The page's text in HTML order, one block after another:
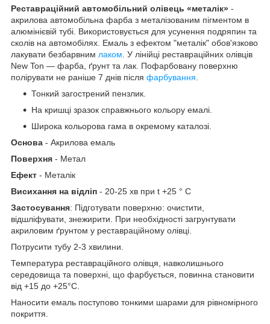
Реставраційний автомобільний олівець «металік» -
акрилова автомобільна фарба з металізованим пігментом в
алюмінієвій тубі. Використовується для усунення подряпин та
сколів на автомобілях. Емаль з ефектом "металік" обов'язково
лакувати безбарвним лаком . У лінійці реставраційних олівців
New Ton — фарба, ґрунт та лак. Пофарбовану поверхню
полірувати не раніше 7 днів після фарбування
Тонкий загострений пензлик.
На кришці зразок справжнього кольору емалі.
Широка кольорова гама в окремому каталозі.
Основа - Акрилова емаль
Поверхня - Метал
Ефект - Металік
Висихання на відліп - 20-25 хв при t +25 ° С
Застосування: Підготувати поверхню: очистити,
відшліфувати, знежирити. При необхідності загрунтувати
акриловим ґрунтом у реставраційному олівці.
Потрусити тубу 2-3 хвилини.
Температура реставраційного олівця, навколишнього
середовища та поверхні, що фарбується, повинна становити
від +15 до +25°С.
Наносити емаль поступово тонкими шарами для рівномірного
покриття.